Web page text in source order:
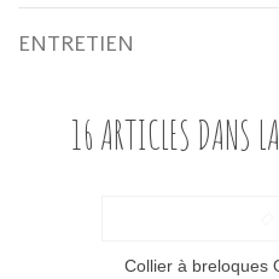
ENTRETIEN
16 ARTICLES DANS
Collier à breloques